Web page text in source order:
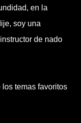
en la
soy una
de nado
temas favoritos